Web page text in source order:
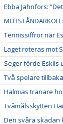
Ebba Jahnfors:
Tennissiffror när
Laget roteras mot
Seger förde Eskils
Två spelare
Halmias tränare
Tvåmålsskytten
Den svåra skadan